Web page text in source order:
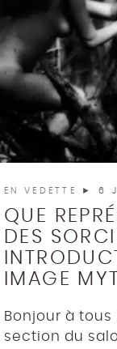
EN VEDETTE ► 6
QUE
DES
IMAGE
Bonjour à
section du